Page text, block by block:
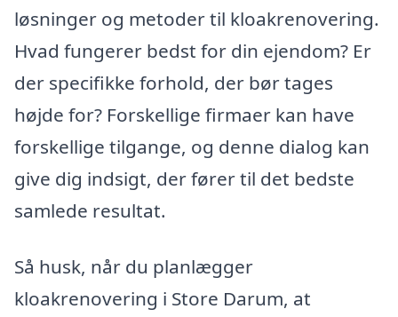
løsninger og metoder til kloakrenovering.
Hvad fungerer bedst for din ejendom? Er
der specifikke forhold, der bør tages
højde for? Forskellige firmaer kan have
forskellige tilgange, og denne dialog kan
give dig indsigt, der fører til det bedste
samlede resultat.
Så husk, når du planlægger
kloakrenovering i Store Darum, at